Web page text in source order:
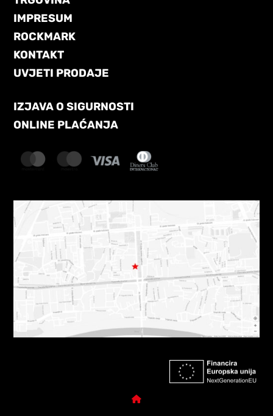
IMPRESUM
ROCKMARK
KONTAKT
UVJETI PRODAJE
IZJAVA O SIGURNOSTI
ONLINE PLAĆANJA